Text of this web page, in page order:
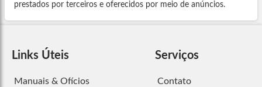
prestados por terceiros e oferecidos por meio de anúncios.
Links Úteis
Manuais & Ofícios
Serviços
Contato